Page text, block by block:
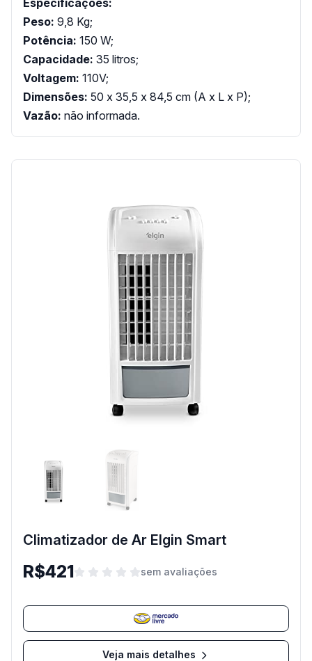
Peso: 9,8 Kg;
Potência: 150 W;
Capacidade: 35 litros;
Voltagem: 110V;
Dimensões: 50 x 35,5 x 84,5 cm (A x L x P);
Vazão: não informada.
Climatizador de Ar Elgin Smart
R$421 sem avaliações
Veja mais detalhes